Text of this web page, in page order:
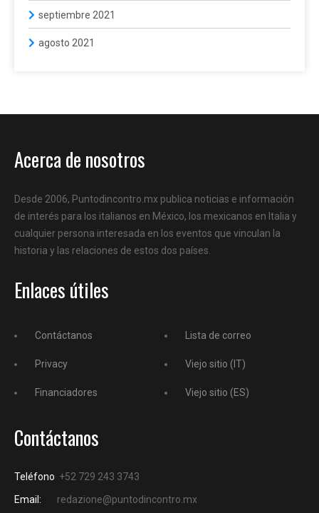
septiembre 2021
agosto 2021
Acerca de nosotros
Desde 2006, Puntodincontro.mx publica noticias e información
de interés para los italianos en México, los mexicanos en Italia y
cualquier persona interesada en los eventos que vinculan la
historia y las relaciones de estos dos países.
Enlaces útiles
Contáctanos
Privacy
Financiadores
Lista de correo
Viejo sitio (IT)
Viejo sitio (ES)
Contáctanos
Teléfono +52 729 243 3743
Email:
redazione@puntodincontro.mx